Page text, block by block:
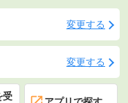
変更する
変更する
受